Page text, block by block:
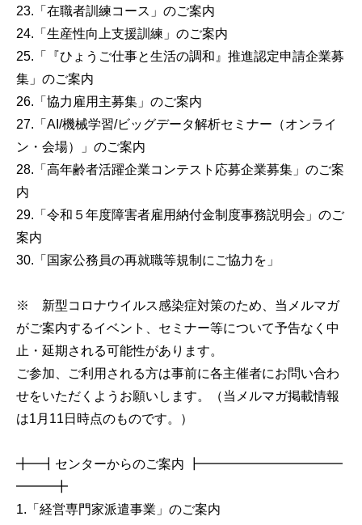
23.「在職者訓練コース」のご案内
24.「生産性向上支援訓練」のご案内
25.「『ひょうご仕事と生活の調和』推進認定申請企業募
集」のご案内
26.「協力雇用主募集」のご案内
27.「AI/機械学習/ビッグデータ解析セミナー（オンライ
ン・会場）」のご案内
28.「高年齢者活躍企業コンテスト応募企業募集」のご案
内
29.「令和５年度障害者雇用納付金制度事務説明会」のご
案内
30.「国家公務員の再就職等規制にご協力を」
※ 新型コロナウイルス感染症対策のため、当メルマガ
がご案内するイベント、セミナー等について予告なく中
止・延期される可能性があります。
ご参加、ご利用される方は事前に各主催者にお問い合わ
せをいただくようお願いします。（当メルマガ掲載情報
は1月11日時点のものです。）
╋━┫センターからのご案内 ┣━━━━━━━━━━━
━━━╋
1.「経営専門家派遣事業」のご案内